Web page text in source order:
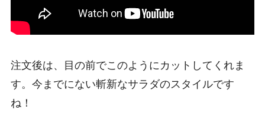
注文後は、目の前でこのようにカットしてくれま
す。今までにない斬新なサラダのスタイルです
ね！